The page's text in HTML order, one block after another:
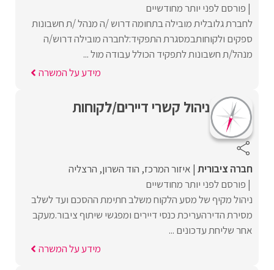
פורסם לפני יותר מחודשיים
לחברת גלובלית מובילה בתחומה דרוש /ה מנהל /ת חשבונות
ספקים ולקוחותבמסגרת התפקיד:לחברה מובילה דרוש/ה
מנהל/ת חשבונות לתפקיד הכולל עבודה מול ...
מידע על המשרה
ניהול קשרי דיירים/לקוחות
חברה ציבורית איזור המרכז הוד השרון הרצליה
פורסם לפני יותר מחודשיים
ניהול מקיף של מסע הלקוח משלב חתימת ההסכם ועד לשלב
מסירת הדירהעריכת כנסי דיירים ומפגשי שיתוף ציבור.מעקב
אחר שליחת עדכונים ...
מידע על המשרה